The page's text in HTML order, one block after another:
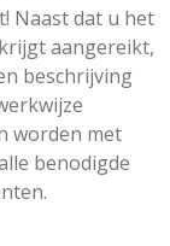
Naast dat u het
aangereikt,
beschrijving
worden met
benodigde